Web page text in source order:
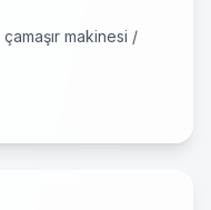
çamaşır makinesi /